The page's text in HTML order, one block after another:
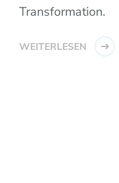
Transformation.
WEITERLESEN